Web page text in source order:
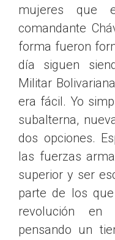
mujeres que
comandante
forma fueron
día siguen
Militar
era fácil. Yo
subalterna,
dos opciones.
las fuerzas
superior y ser
parte de los
revolución
pensando un